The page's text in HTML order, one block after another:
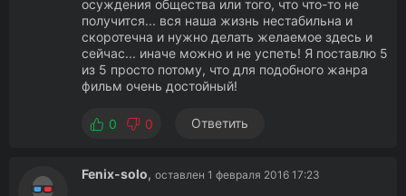
осуждения общества или того, что что-то не
получится... вся наша жизнь нестабильна и
скоротечна и нужно делать желаемое здесь и
сейчас... иначе можно и не успеть! Я поставлю 5
из 5 просто потому, что для подобного жанра
фильм очень достойный!
0 0 Ответить
Fenix-solo, оставлен 1 февраля 2016 17:23